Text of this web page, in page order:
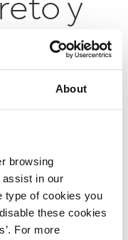
About
browsing
in our
type of cookies you
these cookies
For more